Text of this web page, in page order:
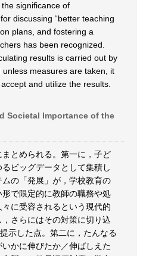
significance of
discussing “better teaching
plans, and fostering a
has been recognized.
results is carried out by
measures are taken, it
and utilize the results.
Societal Importance of the
とめられる。第一に，子ど
ビッグデータとして集積し
の「発展」が，学校教育の
で限定的に教師の職務や処
に受容されるという現代的
さらにはその対策に切り込
示した点。第二に，たんなる
かに伸びたか／伸ばしえた